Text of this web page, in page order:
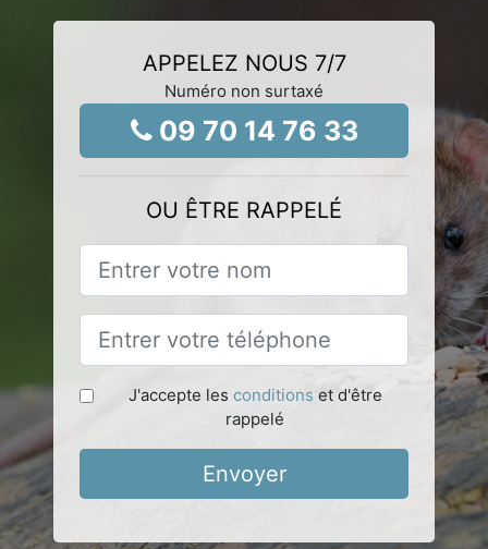
APPELEZ NOUS 7/7
Numéro non surtaxé
09 70 14 76 33
OU ÊTRE RAPPELÉ
J'accepte les conditions et d'être
rappelé
Envoyer